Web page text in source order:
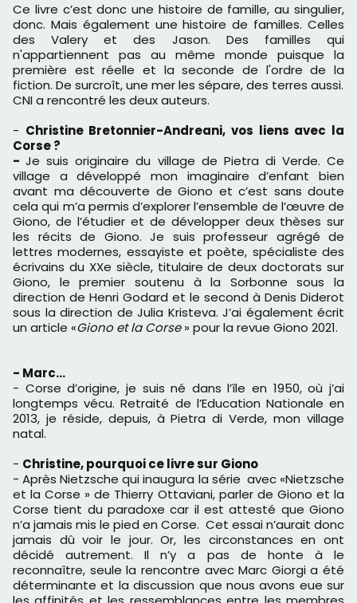
Ce livre c’est donc une histoire de famille, au singulier,
donc. Mais également une histoire de familles. Celles
des Valery et des Jason. Des familles qui
n'appartiennent pas au même monde puisque la
première est réelle et la seconde de l'ordre de la
fiction. De surcroît, une mer les sépare, des terres aussi.
CNI a rencontré les deux auteurs.
- Christine Bretonnier-Andreani, vos liens avec la
Corse ?
-Je suis originaire du village de Pietra di Verde. Ce
village a développé mon imaginaire d’enfant bien
avant ma découverte de Giono et c’est sans doute
cela qui m’a permis d’explorer l’ensemble de l’œuvre de
Giono, de l’étudier et de développer deux thèses sur
les récits de Giono. Je suis professeur agrégé de
lettres modernes, essayiste et poète, spécialiste des
écrivains du XXe siècle, titulaire de deux doctorats sur
Giono, le premier soutenu à la Sorbonne sous la
direction de Henri Godard et le second à Denis Diderot
sous la direction de Julia Kristeva. J’ai également écrit
un article «Giono et la Corse» pour la revue Giono 2021.
- Marc…
- Corse d’origine, je suis né dans l’île en 1950, où j’ai
longtemps vécu. Retraité de l’Education Nationale en
2013, je réside, depuis, à Pietra di Verde, mon village
natal.
- Christine, pourquoi ce livre sur Giono
- Après Nietzsche qui inaugura la série avec «Nietzsche
et la Corse » de Thierry Ottaviani, parler de Giono et la
Corse tient du paradoxe car il est attesté que Giono
n’a jamais mis le pied en Corse. Cet essai n’aurait donc
jamais dû voir le jour. Or, les circonstances en ont
décidé autrement. Il n’y a pas de honte à le
reconnaître, seule la rencontre avec Marc Giorgi a été
déterminante et la discussion que nous avons eue sur